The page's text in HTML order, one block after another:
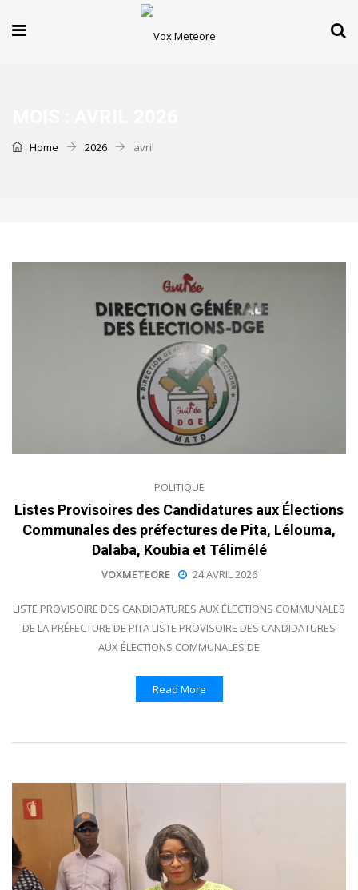
Home 2026 avril
POLITIQUE
Listes Provisoires des Candidatures aux Élections
Communales des préfectures de Pita, Lélouma,
Dalaba, Koubia et Télimélé
VOXMETEORE 24 AVRIL 2026
LISTE PROVISOIRE DES CANDIDATURES AUX ÉLECTIONS COMMUNALES
DE LA PRÉFECTURE DE PITA LISTE PROVISOIRE DES CANDIDATURES
AUX ÉLECTIONS COMMUNALES DE
Read More